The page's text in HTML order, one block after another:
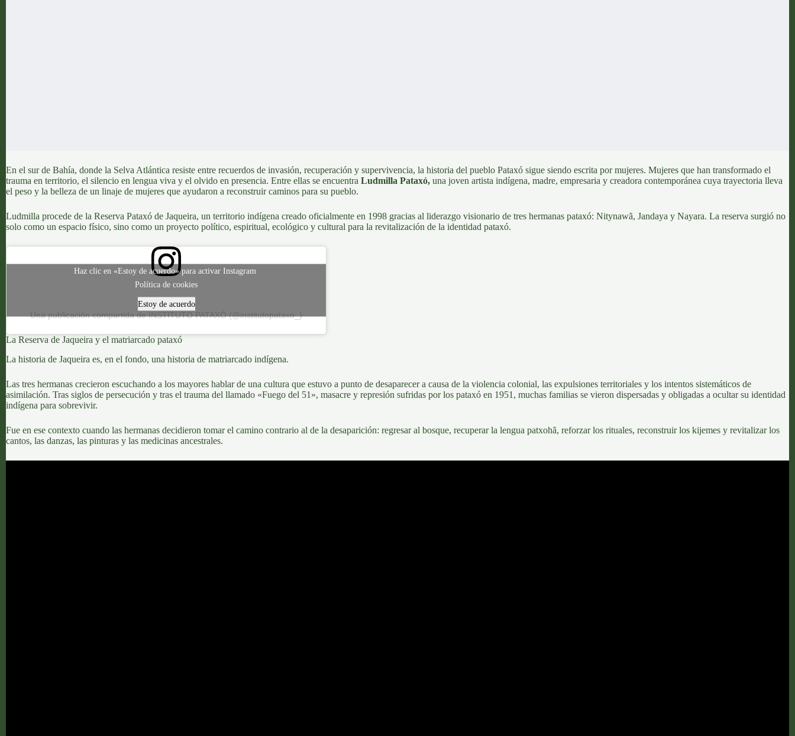
En el sur de Bahía, donde la Selva Atlántica resiste entre recuerdos de invasión, recuperación y supervivencia, la historia del pueblo Pataxó sigue siendo escrita por mujeres. Mujeres que han transformado el
trauma en territorio, el silencio en lengua viva y el olvido en presencia. Entre ellas se encuentra Ludmilla Pataxó, una joven artista indígena, madre, empresaria y creadora contemporánea cuya trayectoria lleva
el peso y la belleza de un linaje de mujeres que ayudaron a reconstruir caminos para su pueblo.
Ludmilla procede de la Reserva Pataxó de Jaqueira, un territorio indígena creado oficialmente en 1998 gracias al liderazgo visionario de tres hermanas pataxó: Nitynawã, Jandaya y Nayara. La reserva surgió no
solo como un espacio físico, sino como un proyecto político, espiritual, ecológico y cultural para la revitalización de la identidad pataxó.
Una publicación compartida de INSTITUTO PATAXÓ (@institutopataxo_)
Haz clic en «Estoy de acuerdo» para activar Instagram
Política de cookies
Estoy de acuerdo
La Reserva de Jaqueira y el matriarcado pataxó
La historia de Jaqueira es, en el fondo, una historia de matriarcado indígena.
Las tres hermanas crecieron escuchando a los mayores hablar de una cultura que estuvo a punto de desaparecer a causa de la violencia colonial, las expulsiones territoriales y los intentos sistemáticos de
asimilación. Tras siglos de persecución y tras el trauma del llamado «Fuego del 51», masacre y represión sufridas por los pataxó en 1951, muchas familias se vieron dispersadas y obligadas a ocultar su identidad
indígena para sobrevivir.
Fue en ese contexto cuando las hermanas decidieron tomar el camino contrario al de la desaparición: regresar al bosque, recuperar la lengua patxohã, reforzar los rituales, reconstruir los kijemes y revitalizar los
cantos, las danzas, las pinturas y las medicinas ancestrales.